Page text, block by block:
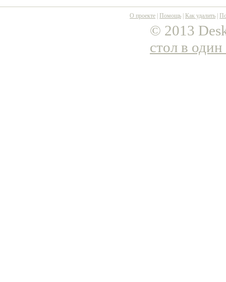
О проекте Помощь Как удалить
© 2013
стол в